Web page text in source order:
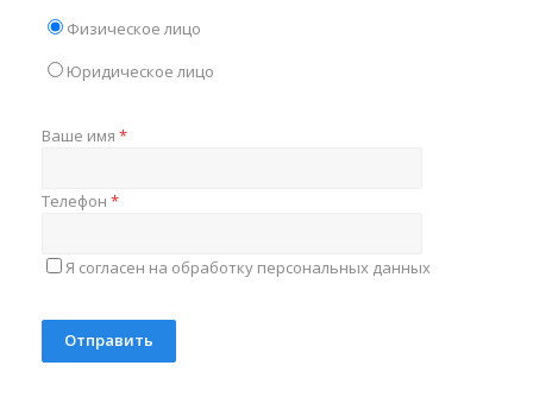
Физическое лицо
Юридическое лицо
Ваше имя *
Телефон *
Я согласен на обработку персональных данных